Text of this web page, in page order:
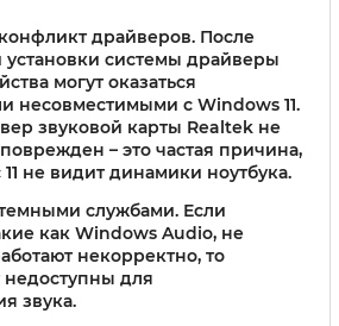
драйверов. После
системы драйверы
могут оказаться
несовместимыми с Windows 11.
звуковой карты Realtek не
– это частая причина,
не видит динамики ноутбука.
службами. Если
как Windows Audio, не
некорректно, то
для
звука.